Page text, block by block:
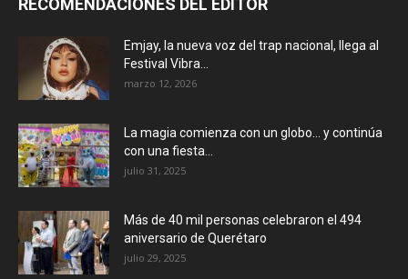
RECOMENDACIONES DEL EDITOR
Emjay, la nueva voz del trap nacional, llega al
Festival Vibra...
marzo 12, 2026
La magia comienza con un globo… y continúa
con una fiesta...
julio 31, 2025
Más de 40 mil personas celebraron el 494
aniversario de Querétaro
julio 29, 2025